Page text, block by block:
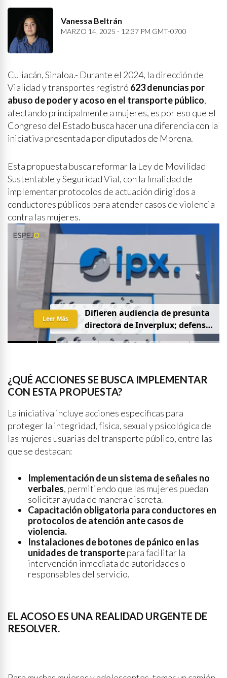
Vanessa Beltrán
MARZO 14, 2025 - 12:37 PM GMT-0700
Culiacán, Sinaloa.- Durante el 2024, la dirección de
Vialidad y transportes registró 623 denuncias por
abuso de poder y acoso en el transporte público,
afectando principalmente a mujeres, es por eso que el
Congreso del Estado busca hacer una diferencia con la
iniciativa presentada por diputados de Morena.
Esta propuesta busca reformar la Ley de Movilidad
Sustentable y Seguridad Vial, con la finalidad de
implementar protocolos de actuación dirigidos a
conductores públicos para atender casos de violencia
contra las mujeres.
Difieren audiencia de presunta
directora deInverplux; defensa
pidequeseaprivadaysin
Leer Más
¿QUÉ ACCIONES SE BUSCA IMPLEMENTAR
CON ESTA PROPUESTA?
La iniciativa incluye acciones específicas para
proteger la integridad, física, sexual y psicológica de
las mujeres usuarias del transporte público, entre las
que se destacan:
Implementación de un sistema de señales no
verbales, permitiendo que las mujeres puedan
solicitar ayuda de manera discreta.
Capacitación obligatoria para conductores en
protocolos de atención ante casos de
violencia.
Instalaciones de botones de pánico en las
unidades de transportepara facilitar la
intervención inmediata de autoridades o
responsables del servicio.
EL ACOSO ES UNA REALIDAD URGENTE DE
RESOLVER.